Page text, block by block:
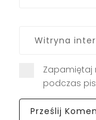
Zapamiętaj
podczas